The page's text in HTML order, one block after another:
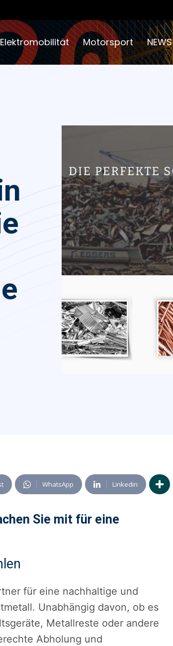
Elektromobilität Motorsport NEWS
WhatsApp Linkedin
Sie mit für eine
für eine nachhaltige und
Unabhängig davon, ob es
Metallreste oder andere
Abholung und